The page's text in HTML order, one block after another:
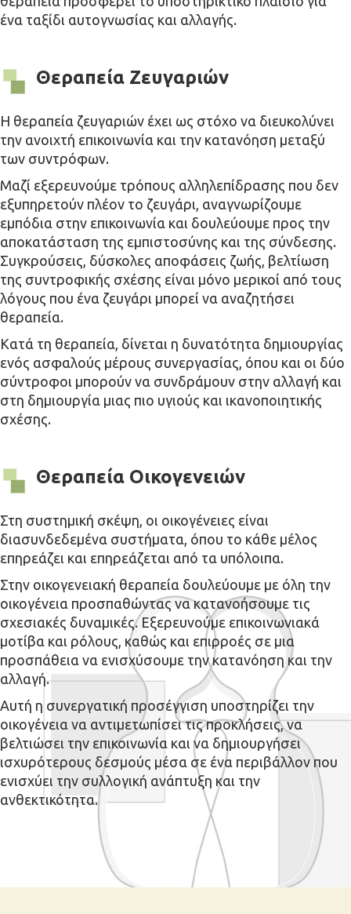
ένα ταξίδι αυτογνωσίας και αλλαγής.
Θεραπεία Ζευγαριών
Η θεραπεία ζευγαριών έχει ως στόχο να διευκολύνει
την ανοιχτή επικοινωνία και την κατανόηση μεταξύ
των συντρόφων.
Μαζί εξερευνούμε τρόπους αλληλεπίδρασης που δεν
εξυπηρετούν πλέον το ζευγάρι, αναγνωρίζουμε
εμπόδια στην επικοινωνία και δουλεύουμε προς την
αποκατάσταση της εμπιστοσύνης και της σύνδεσης.
Συγκρούσεις, δύσκολες αποφάσεις ζωής, βελτίωση
της συντροφικής σχέσης είναι μόνο μερικοί από τους
λόγους που ένα ζευγάρι μπορεί να αναζητήσει
θεραπεία.
Κατά τη θεραπεία, δίνεται η δυνατότητα δημιουργίας
ενός ασφαλούς μέρους συνεργασίας, όπου και οι δύο
σύντροφοι μπορούν να συνδράμουν στην αλλαγή και
στη δημιουργία μιας πιο υγιούς και ικανοποιητικής
σχέσης.
Θεραπεία Οικογενειών
Στη συστημική σκέψη, οι οικογένειες είναι
διασυνδεδεμένα συστήματα, όπου το κάθε μέλος
επηρεάζει και επηρεάζεται από τα υπόλοιπα.
Στην οικογενειακή θεραπεία δουλεύουμε με όλη την
οικογένεια προσπαθώντας να κατανοήσουμε τις
σχεσιακές δυναμικές. Εξερευνούμε επικοινωνιακά
μοτίβα και ρόλους, καθώς και επιρροές σε μια
προσπάθεια να ενισχύσουμε την κατανόηση και την
αλλαγή.
Αυτή η συνεργατική προσέγγιση υποστηρίζει την
οικογένεια να αντιμετωπίσει τις προκλήσεις, να
βελτιώσει την επικοινωνία και να δημιουργήσει
ισχυρότερους δεσμούς μέσα σε ένα περιβάλλον που
ενισχύει την συλλογική ανάπτυξη και την
ανθεκτικότητα.